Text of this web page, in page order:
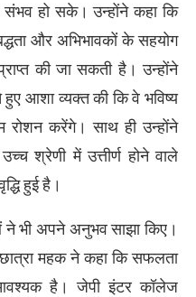
संभव हो सके। उन्होंने कहा कि
और अभिभावकों के सहयोग
की जा सकती है। उन्होंने
हुए आशा व्यक्त की कि वे भविष्य
रोशन करेंगे। साथ ही उन्होंने
उच्च श्रेणी में उत्तीर्ण होने वाले
हुई है।
ने भी अपने अनुभव साझा किए।
महक ने कहा कि सफलता
है। जेपी इंटर कॉलेज